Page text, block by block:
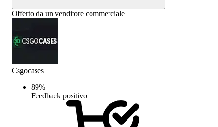
Offerto da un venditore commerciale
Csgocases
89%
Feedback positivo